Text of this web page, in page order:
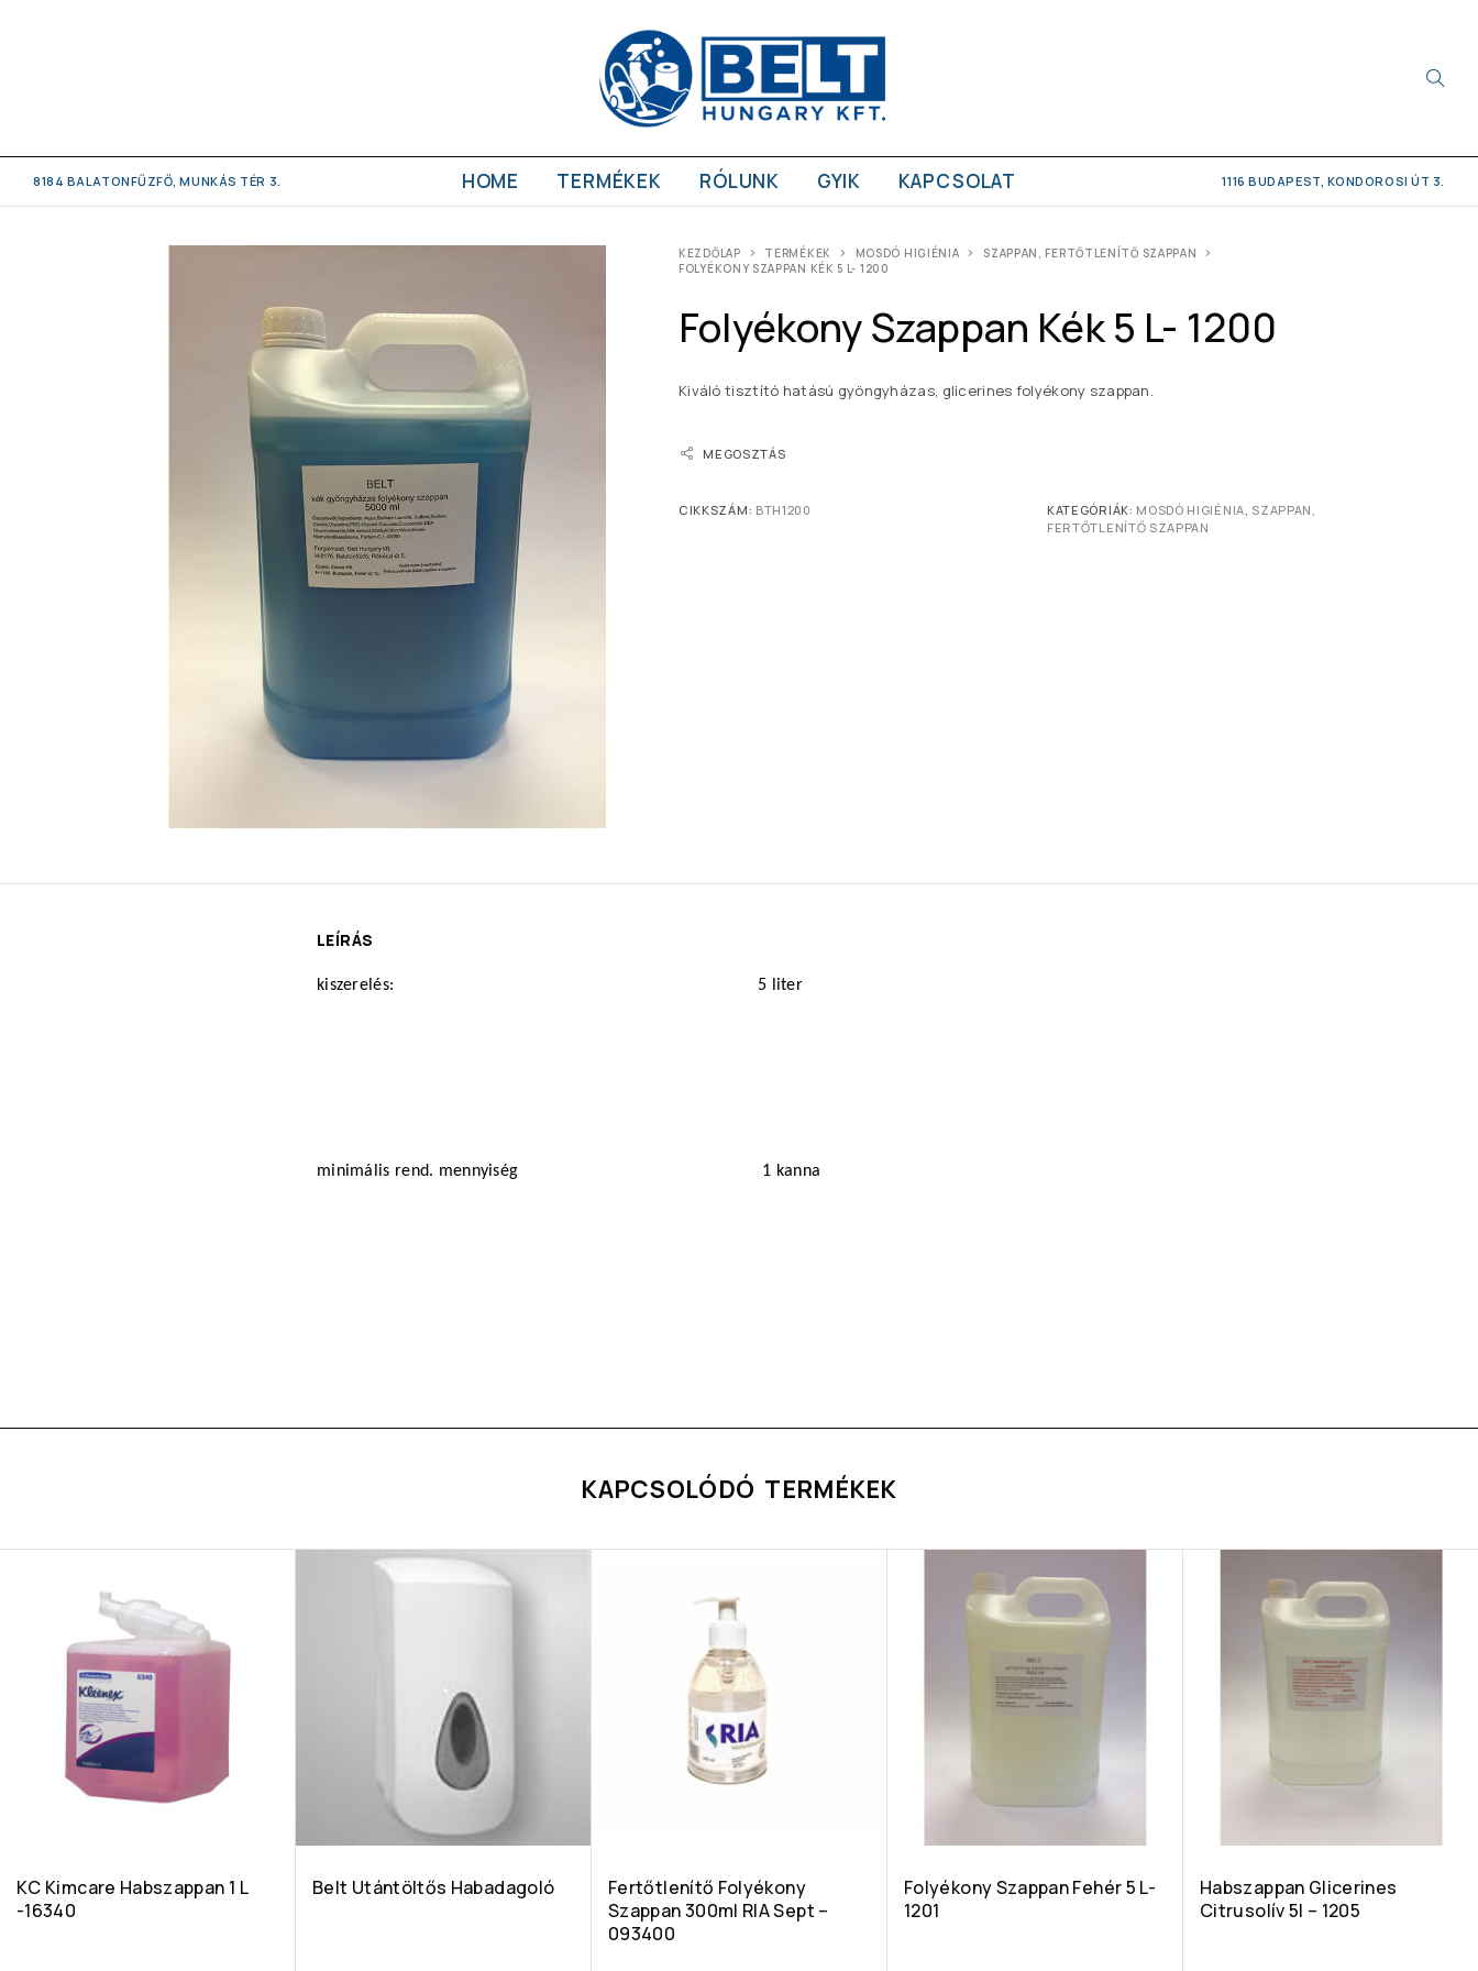
8184 BALATONFŰZFŐ, MUNKÁS TÉR 3. HOME TERMÉKEK RÓLUNK GYIK KAPCSOLAT 1116 BUDAPEST, KONDOROSI ÚT 3.
KEZDŐLAP TERMÉKEK MOSDÓ HIGIÉNIA
SZAPPAN, FERTŐTLENÍTŐ SZAPPAN
FOLYÉKONY SZAPPAN KÉK 5 L- 1200
Folyékony Szappan Kék 5 L- 1200
Kiváló tisztító hatású gyöngyházas, glicerines folyékony szappan.
MEGOSZTÁS
CIKKSZÁM: BTH1200 KATEGÓRIÁK: MOSDÓ HIGIÉNIA SZAPPAN,
FERTŐTLENÍTŐ SZAPPAN
LEÍRÁS
kiszerelés: 5 liter
minimális rend. mennyiség 1 kanna
KAPCSOLÓDÓ TERMÉKEK
KC Kimcare Habszappan 1 L
-16340
Belt Utántöltős Habadagoló
Fertőtlenítő Folyékony
Szappan 300ml RIA Sept –
093400
Folyékony Szappan Fehér 5 L-
1201
Habszappan Glicerines
Citrusolív 5l – 1205